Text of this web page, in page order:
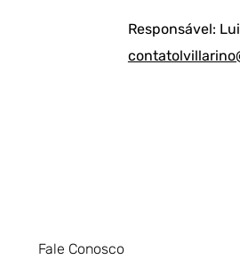
Fale Conosco
Responsável: